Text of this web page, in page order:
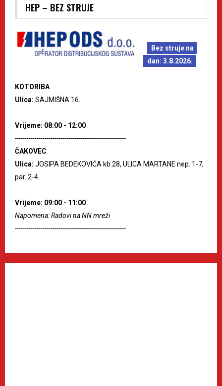
HEP – BEZ STRUJE
Bez struje na
dan: 3.8.2026.
KOTORIBA
Ulica: SAJMIŠNA 16.
Vrijeme: 08:00 - 12:00
--------------------------------------------------------
ČAKOVEC
Ulica: JOSIPA BEDEKOVIĆA kb.28, ULICA MARTANE nep. 1-7,
par. 2-4.
Vrijeme: 09:00 - 11:00
Napomena: Radovi na NN mreži
--------------------------------------------------------